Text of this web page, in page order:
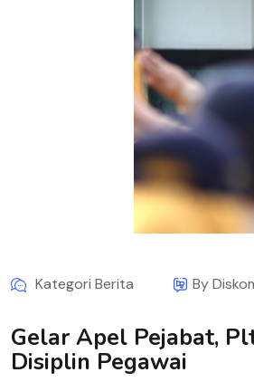
Kategori Berita By
Gelar Apel Pejabat,
Disiplin Pegawai